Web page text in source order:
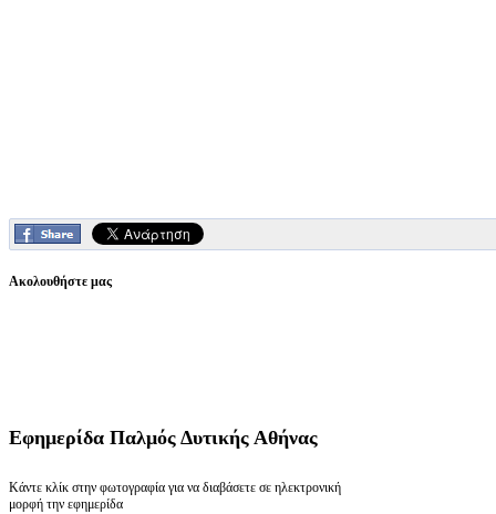
Ακολουθήστε μας
Εφημερίδα Παλμός Δυτικής Αθήνας
Κάντε κλίκ στην φωτογραφία για να διαβάσετε σε ηλεκτρονική
μορφή την εφημερίδα